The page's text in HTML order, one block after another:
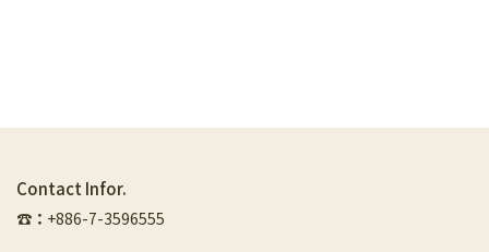
Contact Infor.
☎︎ ： +886-7-3596555